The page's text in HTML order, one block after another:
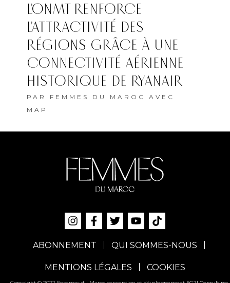
L’ONMT RENFORCE
L’ATTRACTIVITÉ DES
RÉGIONS GRÂCE À UNE
CONNECTIVITÉ AÉRIENNE
HISTORIQUE DE RYANAIR
PAR FEMMES DU MAROC AVEC
MAP
ABONNEMENT QUI SOMMES-NOUS
MENTIONS LÉGALES COOKIES